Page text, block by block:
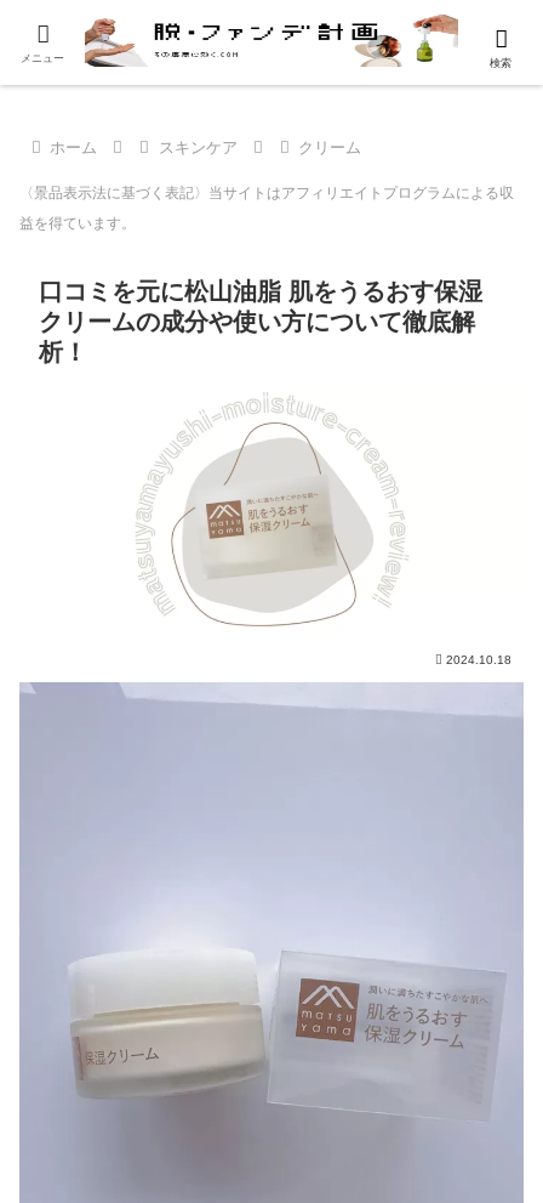
ホーム スキンケア クリーム
〈景品表示法に基づく表記〉当サイトはアフィリエイトプログラムによる収
益を得ています。
口コミを元に松山油脂 肌をうるおす保湿
クリームの成分や使い方について徹底解
析！
2024.10.18
メニュー 検索